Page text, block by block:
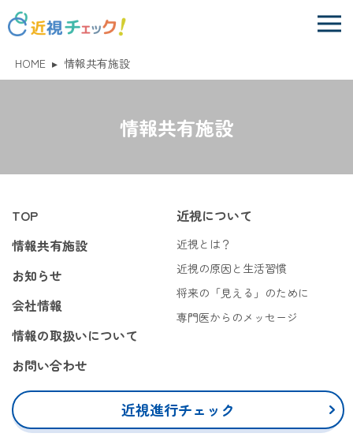
HOME ▸ 情報共有施設
情報共有施設
TOP
情報共有施設
お知らせ
会社情報
情報の取扱いについて
お問い合わせ
近視について
近視とは？
近視の原因と生活習慣
将来の「見える」のために
専門医からのメッセージ
近視進行チェック